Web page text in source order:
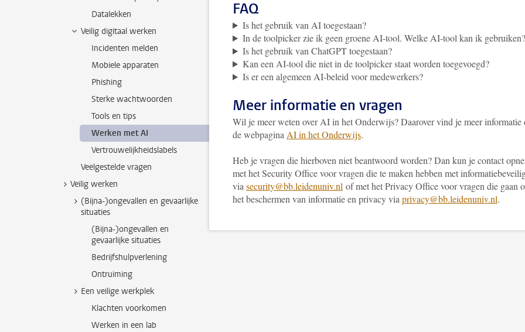
Datalekken
Veilig digitaal werken
Incidenten melden
Mobiele apparaten
Phishing
Sterke wachtwoorden
Tools en tips
Werken met AI
Vertrouwelijkheidslabels
Veelgestelde vragen
Veilig werken
(Bijna-)ongevallen en gevaarlijke
situaties
(Bijna-)ongevallen en
gevaarlijke situaties
Bedrijfshulpverlening
Ontruiming
Een veilige werkplek
Klachten voorkomen
Werken in een lab
FAQ
Is het gebruik van AI toegestaan?
In de toolpicker zie ik geen groene AI-tool. Welke AI-tool kan ik gebruiken?
Is het gebruik van ChatGPT toegestaan?
Kan een AI-tool die niet in de toolpicker staat worden toegevoegd?
Is er een algemeen AI-beleid voor medewerkers?
Meer informatie en vragen
Wil je meer weten over AI in het Onderwijs? Daarover vind je meer informatie
de webpagina AI in het Onderwijs.
Heb je vragen die hierboven niet beantwoord worden? Dan kun je contact
met het Security Office voor vragen die te maken hebben met
via security@bb.leidenuniv.nl of met het Privacy Office voor vragen die gaan
het beschermen van informatie en privacy via privacy@bb.leidenuniv.nl.